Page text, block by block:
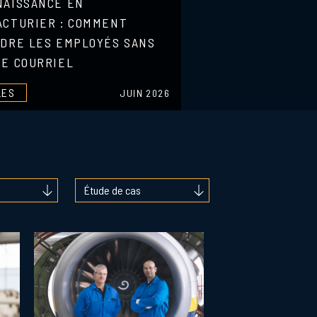
: COMMENT
LES EMPLOYÉS SANS
COURRIEL
JUIN 2026